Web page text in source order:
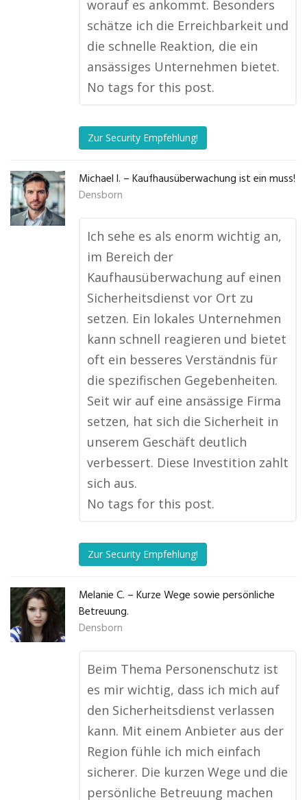
worauf es ankommt. Besonders
schätze ich die Erreichbarkeit und
die schnelle Reaktion, die ein
ansässiges Unternehmen bietet.
No tags for this post.
Zur Security Empfehlung!
Michael I. – Kaufhausüberwachung ist ein muss!
Densborn
Ich sehe es als enorm wichtig an,
im Bereich der
Kaufhausüberwachung auf einen
Sicherheitsdienst vor Ort zu
setzen. Ein lokales Unternehmen
kann schnell reagieren und bietet
oft ein besseres Verständnis für
die spezifischen Gegebenheiten.
Seit wir auf eine ansässige Firma
setzen, hat sich die Sicherheit in
unserem Geschäft deutlich
verbessert. Diese Investition zahlt
sich aus.
No tags for this post.
Zur Security Empfehlung!
Melanie C. – Kurze Wege sowie persönliche
Betreuung.
Densborn
Beim Thema Personenschutz ist
es mir wichtig, dass ich mich auf
den Sicherheitsdienst verlassen
kann. Mit einem Anbieter aus der
Region fühle ich mich einfach
sicherer. Die kurzen Wege und die
persönliche Betreuung machen